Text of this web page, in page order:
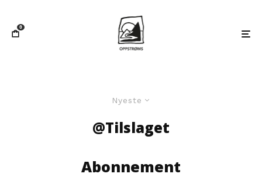
0
Nyeste
@Tilslaget
Abonnement